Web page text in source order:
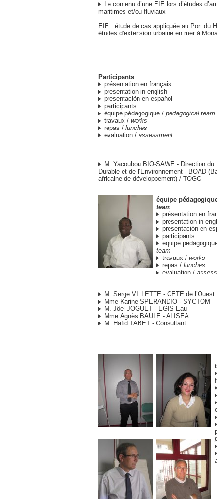
Le contenu d’une EIE lors d’études
maritimes et/ou fluviaux
EIE : étude de cas appliquée au Port du
études d’extension urbaine en mer à
Participants
présentation en français
presentation in english
presentación en español
participants
équipe pédagogique / pedagogical team
travaux / works
repas / lunches
evaluation / assessment
M. Yacoubou BIO-SAWE - Direction du
Durable et de l’Environnement - BOAD
africaine de développement) / TOGO
équipe
team
présentation en
presentation in
presentación en
participants
équipe
team
travaux / works
repas / lunches
evaluation /
M. Serge VILLETTE - CETE de l’Ouest
Mme Karine SPERANDIO - SYCTOM
M. Jöel JOGUET - EGIS Eau
Mme Agnès BAULE - ALISEA
M. Hafid TABET - Consultant